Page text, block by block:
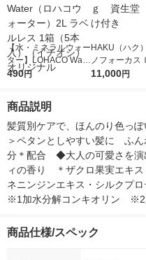
【水・ミネラルウォー
ター】LOHACO Wate
r（ロハコウォータ
シ） オリジナル
490円
HAKU（ハク
ノフォーカ
5ｇ 資生堂
11,000円
商品説明
髪質別ケアで、ほんのり色っ
＞ペタンとしやすい髪に　ふ
分＊配合　◆大人の可愛さを
ィの香り　＊ザクロ果実エキ
ネニンジンエキス・シルクプ
※1加水分解コンキオリン　※2
商品仕様/スペック